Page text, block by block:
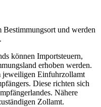
Bestimmungsort und werden
können Importsteuern,
erhoben werden.
jeweiligen Einfuhrzollamt
Diese richten sich
Nähere
Zollamt.